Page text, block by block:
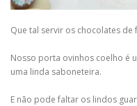
Que tal servir os chocolates de
Nosso porta ovinhos coelho é
uma linda saboneteira.
E não pode faltar os lindos